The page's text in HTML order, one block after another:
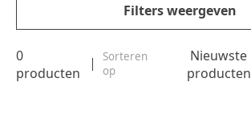
Filters weergeven
0
producten
Sorteren
op
Nieuwste
producten